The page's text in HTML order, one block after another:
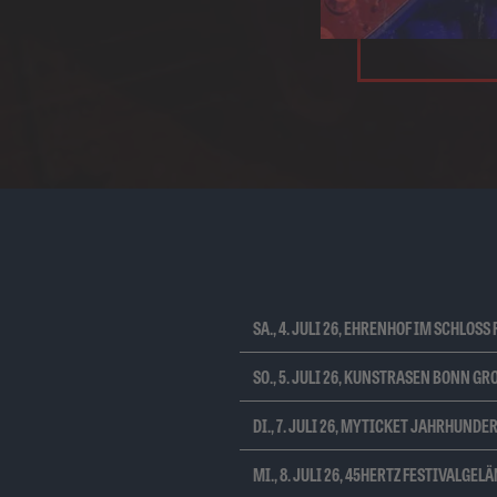
SA., 4. JULI 26, EHRENHOF IM SCHLOSS
SO., 5. JULI 26, KUNSTRASEN BONN
DI., 7. JULI 26, MYTICKET
MI., 8. JULI 26, 45HERTZ